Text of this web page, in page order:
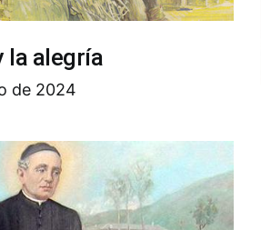
la alegría
de 2024